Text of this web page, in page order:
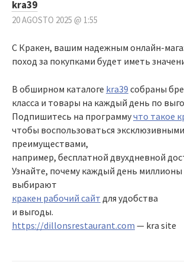
kra39
20 AGOSTO 2025 @ 1:55
С Кракен, вашим надежным онлайн-
поход за покупками будет иметь
В обширном каталоге kra39 собраны
класса и товары на каждый день по
Подпишитесь на программучто такое
чтобы воспользоваться эксклюзивными
преимуществами,
например, бесплатной двухдневной
Узнайте, почему каждый день миллионы
выбирают
кракен рабочий сайт для удобства
и выгоды.
https://dillonsrestaurant.com — kra site